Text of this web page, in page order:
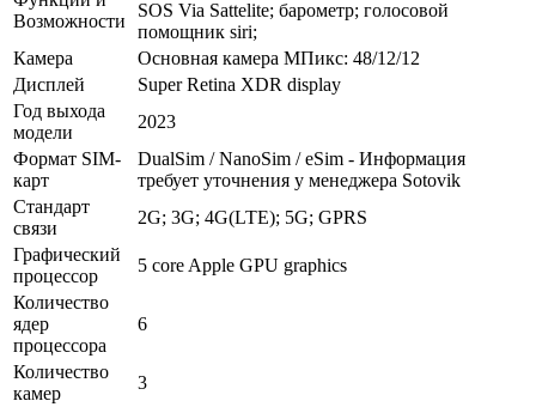
Возможности
SOS Via Sattelite; барометр; голосовой
помощник siri;
Камера
Основная камера МПикс: 48/12/12
Дисплей
Super Retina XDR display
Год выхода
модели
2023
Формат SIM-
карт
DualSim / NanoSim / eSim - Информация
требует уточнения у менеджера Sotovik
Стандарт
связи
2G; 3G; 4G(LTE); 5G; GPRS
Графический
процессор
5 core Apple GPU graphics
Количество
ядер
процессора
6
Количество
камер
3